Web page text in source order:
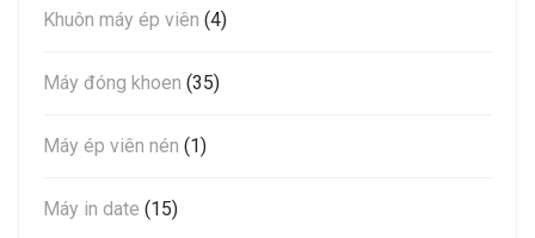
Khuôn máy ép viên (4)
Máy đóng khoen (35)
Máy ép viên nén (1)
Máy in date (15)